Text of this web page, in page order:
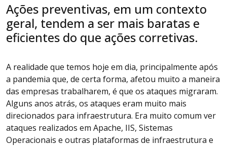
Ações preventivas, em um contexto
geral, tendem a ser mais baratas e
eficientes do que ações corretivas.
A realidade que temos hoje em dia, principalmente após
a pandemia que, de certa forma, afetou muito a maneira
das empresas trabalharem, é que os ataques migraram.
Alguns anos atrás, os ataques eram muito mais
direcionados para infraestrutura. Era muito comum ver
ataques realizados em Apache, IIS, Sistemas
Operacionais e outras plataformas de infraestrutura e